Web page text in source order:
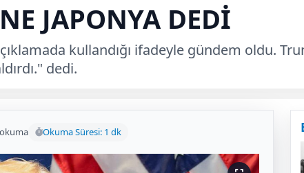
JAPONYA DEDİ
kullandığı ifadeyle gündem oldu.
dedi.
Okuma Süresi: 1 dk